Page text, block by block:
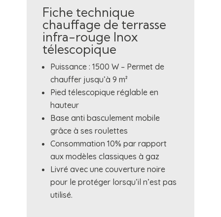
Fiche technique
chauffage de terrasse
infra-rouge Inox
télescopique
Puissance : 1500 W – Permet de
chauffer jusqu’à 9 m²
Pied télescopique réglable en
hauteur
Base anti basculement mobile
grâce à ses roulettes
Consommation 10% par rapport
aux modèles classiques à gaz
Livré avec une couverture noire
pour le protéger lorsqu’il n’est pas
utilisé.